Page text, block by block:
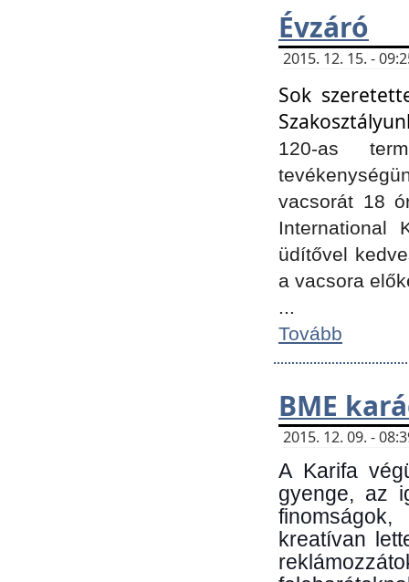
Évzáró
2015. 12. 15. -
Sok
120-as
vacsorát 18
International
üdítővel
a vacsora
...
Tovább
BME
2015. 12. 09. -
A Karifa
gyenge, az
kreatívan